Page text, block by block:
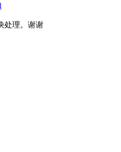
处理。谢谢